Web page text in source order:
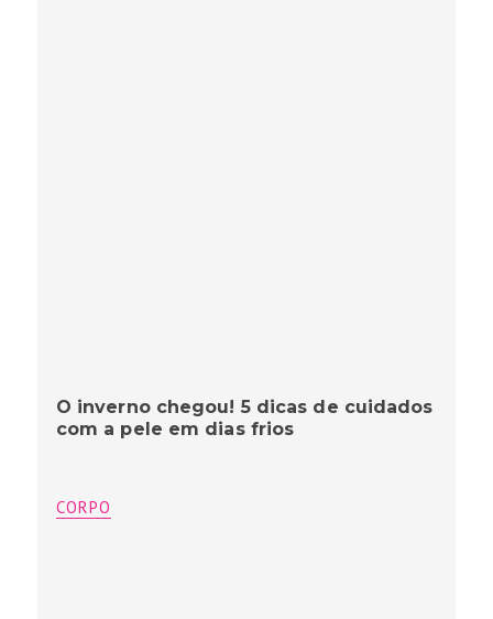
O inverno chegou! 5 dicas de cuidados
com a pele em dias frios
CORPO